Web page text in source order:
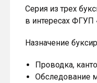
Серия из трех
в интересах ФГУП
Назначение
Проводка,
Обследование